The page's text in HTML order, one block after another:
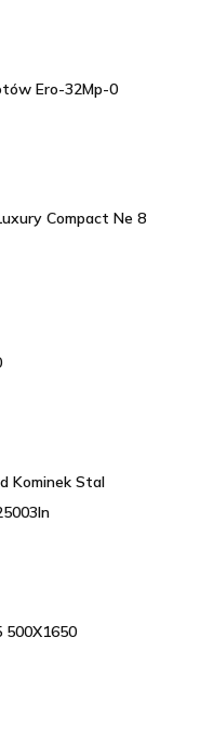
Ero-32Mp-0
Compact Ne 8
Kominek Stal
500X1650